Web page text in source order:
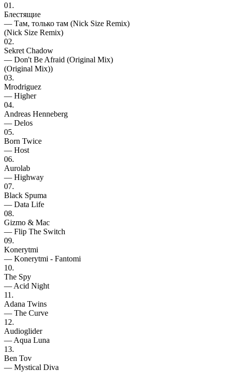
01.
Блестящие
— Там, только там (Nick Size Remix)
(Nick Size Remix)
02.
Sekret Chadow
— Don't Be Afraid (Original Mix)
(Original Mix))
03.
Mrodriguez
— Higher
04.
Andreas Henneberg
— Delos
05.
Born Twice
— Host
06.
Aurolab
— Highway
07.
Black Spuma
— Data Life
08.
Gizmo & Mac
— Flip The Switch
09.
Konerytmi
— Konerytmi - Fantomi
10.
The Spy
— Acid Night
11.
Adana Twins
— The Curve
12.
Audioglider
— Aqua Luna
13.
Ben Tov
— Mystical Diva